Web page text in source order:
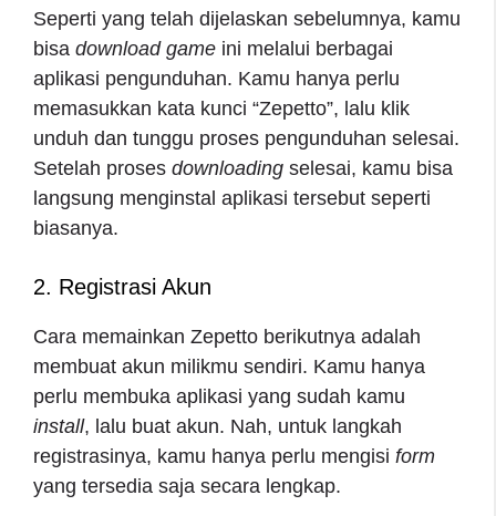
Seperti yang telah dijelaskan sebelumnya, kamu
bisa download game ini melalui berbagai
aplikasi pengunduhan. Kamu hanya perlu
memasukkan kata kunci “Zepetto”, lalu klik
unduh dan tunggu proses pengunduhan selesai.
Setelah proses downloading selesai, kamu bisa
langsung menginstal aplikasi tersebut seperti
biasanya.
2. Registrasi Akun
Cara memainkan Zepetto berikutnya adalah
membuat akun milikmu sendiri. Kamu hanya
perlu membuka aplikasi yang sudah kamu
install, lalu buat akun. Nah, untuk langkah
registrasinya, kamu hanya perlu mengisi form
yang tersedia saja secara lengkap.